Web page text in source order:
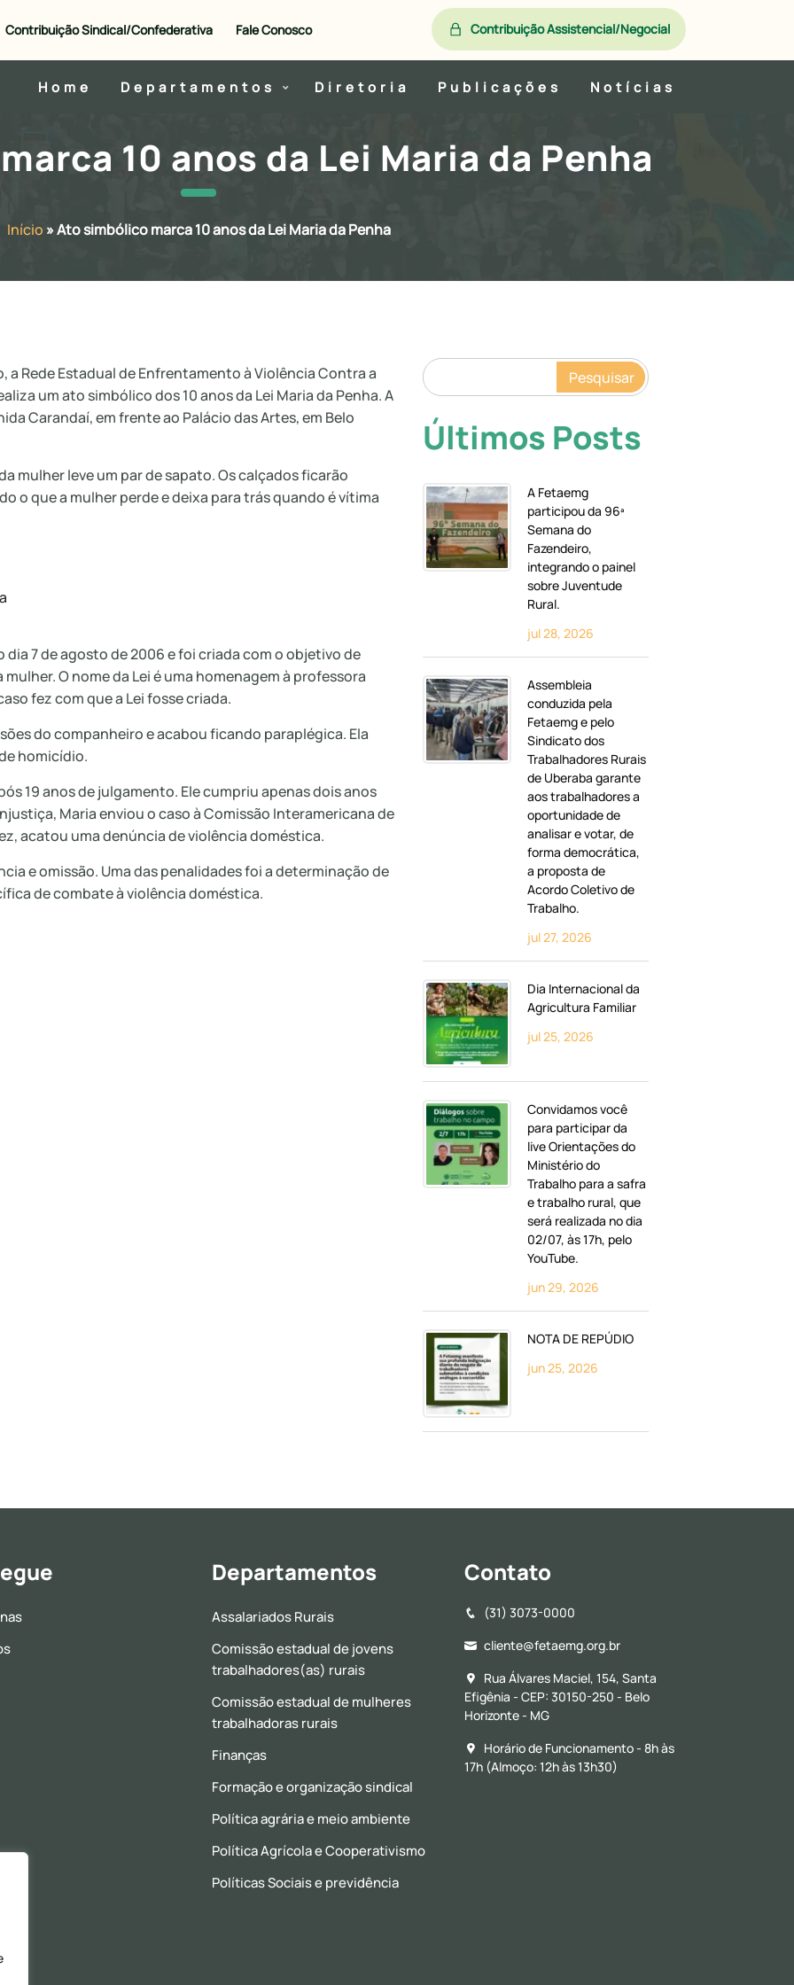
Contribuição Sindical/Confederativa Fale Conosco Contribuição Assistencial/Negocial
Home Departamentos Diretoria Publicações Notícias
10 anos da Lei Maria da Penha
Início »Ato simbólico marca 10 anos da Lei Maria da Penha
Rede Estadual de Enfrentamento à Violência Contra a
um ato simbólico dos 10 anos da Lei Maria da Penha. A
Carandaí, em frente ao Palácio das Artes, em Belo
mulher leve um par de sapato. Os calçados ficarão
o que a mulher perde e deixa para trás quando é vítima
dia 7 de agosto de 2006 e foi criada com o objetivo de
O nome da Lei é uma homenagem à professora
fez com que a Lei fosse criada.
do companheiro e acabou ficando paraplégica. Ela
homicídio.
19 anos de julgamento. Ele cumpriu apenas dois anos
Maria enviou o caso à Comissão Interamericana de
acatou uma denúncia de violência doméstica.
e omissão. Uma das penalidades foi a determinação de
de combate à violência doméstica.
Pesquisar
Últimos Posts
A Fetaemg
participou da 96ª
Semana do
Fazendeiro,
integrando o painel
sobre Juventude
Rural.
jul 28, 2026
Assembleia
conduzida pela
Fetaemg e pelo
Sindicato dos
Trabalhadores Rurais
de Uberaba garante
aos trabalhadores a
oportunidade de
analisar e votar, de
forma democrática,
a proposta de
Acordo Coletivo de
Trabalho.
jul 27, 2026
Dia Internacional da
Agricultura Familiar
jul 25, 2026
Convidamos você
para participar da
live Orientações do
Ministério do
Trabalho para a safra
e trabalho rural, que
será realizada no dia
02/07, às 17h, pelo
YouTube.
jun 29, 2026
NOTA DE REPÚDIO
jun 25, 2026
Departamentos
Assalariados Rurais
Comissão estadual de jovens
trabalhadores(as) rurais
Comissão estadual de mulheres
trabalhadoras rurais
Finanças
Formação e organização sindical
Política agrária e meio ambiente
Política Agrícola e Cooperativismo
Políticas Sociais e previdência
Contato
(31) 3073-0000
cliente@fetaemg.org.br
Rua Álvares Maciel, 154, Santa
Efigênia - CEP: 30150-250 - Belo
Horizonte - MG
Horário de Funcionamento - 8h às
17h (Almoço: 12h às 13h30)